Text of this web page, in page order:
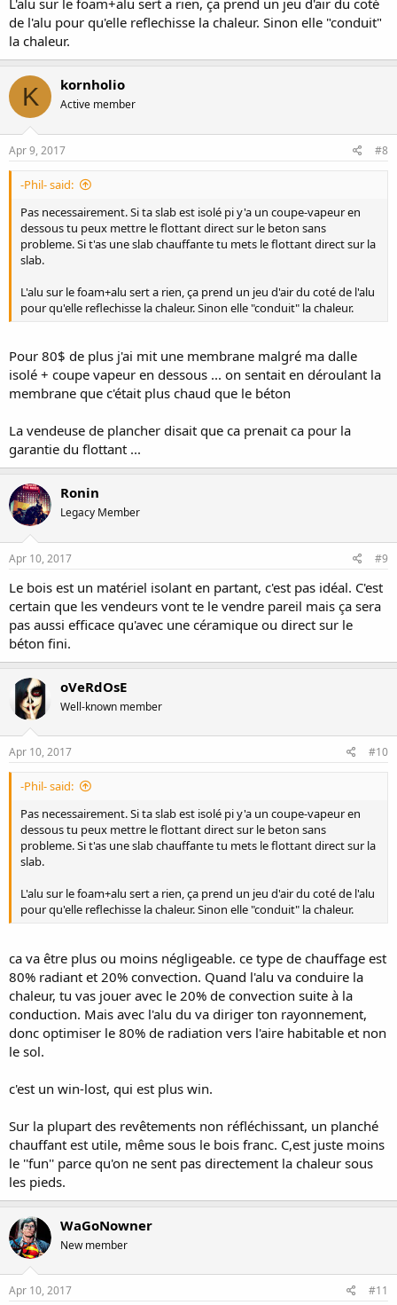
L'alu sur le foam+alu sert a rien, ça prend un jeu d'air du coté
de l'alu pour qu'elle reflechisse la chaleur. Sinon elle "conduit"
la chaleur.
K kornholio
Active member
Apr 9, 2017 #8
-Phil- said:
Pas necessairement. Si ta slab est isolé pi y'a un coupe-vapeur en
dessous tu peux mettre le flottant direct sur le beton sans
probleme. Si t'as une slab chauffante tu mets le flottant direct sur la
slab.
L'alu sur le foam+alu sert a rien, ça prend un jeu d'air du coté de l'alu
pour qu'elle reflechisse la chaleur. Sinon elle "conduit" la chaleur.
Pour 80$ de plus j'ai mit une membrane malgré ma dalle
isolé + coupe vapeur en dessous ... on sentait en déroulant la
membrane que c'était plus chaud que le béton
La vendeuse de plancher disait que ca prenait ca pour la
garantie du flottant ...
Ronin
Legacy Member
Apr 10, 2017 #9
Le bois est un matériel isolant en partant, c'est pas idéal. C'est
certain que les vendeurs vont te le vendre pareil mais ça sera
pas aussi efficace qu'avec une céramique ou direct sur le
béton fini.
oVeRdOsE
Well-known member
Apr 10, 2017 #10
-Phil- said:
Pas necessairement. Si ta slab est isolé pi y'a un coupe-vapeur en
dessous tu peux mettre le flottant direct sur le beton sans
probleme. Si t'as une slab chauffante tu mets le flottant direct sur la
slab.
L'alu sur le foam+alu sert a rien, ça prend un jeu d'air du coté de l'alu
pour qu'elle reflechisse la chaleur. Sinon elle "conduit" la chaleur.
ca va être plus ou moins négligeable. ce type de chauffage est
80% radiant et 20% convection. Quand l'alu va conduire la
chaleur, tu vas jouer avec le 20% de convection suite à la
conduction. Mais avec l'alu du va diriger ton rayonnement,
donc optimiser le 80% de radiation vers l'aire habitable et non
le sol.
c'est un win-lost, qui est plus win.
Sur la plupart des revêtements non réfléchissant, un planché
chauffant est utile, même sous le bois franc. C,est juste moins
le ''fun'' parce qu'on ne sent pas directement la chaleur sous
les pieds.
WaGoNowner
New member
Apr 10, 2017 #11